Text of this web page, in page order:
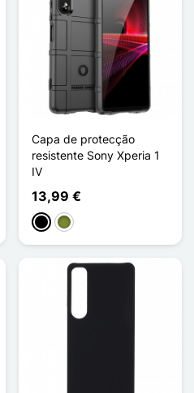
Capa de protecção
resistente Sony Xperia 1
IV
13,99 €
PretoKhaki